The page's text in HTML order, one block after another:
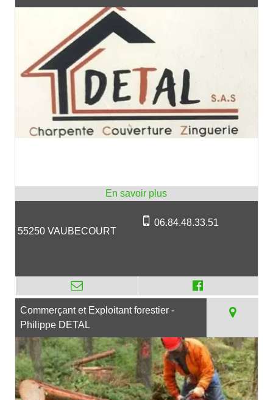
55250 VAUBECOURT
06.84.48.33.51
Commerçant et Exploitant forestier -
Philippe DETAL